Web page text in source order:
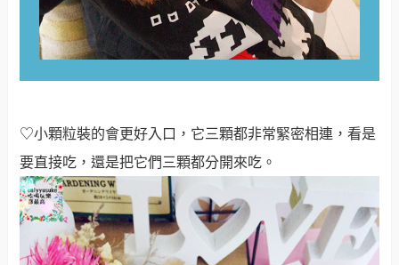
♡小顆粒裝的會更好入口，它三顆都非常緊密相連，看是
要直接吃，還是把它們三顆都分開來吃 。